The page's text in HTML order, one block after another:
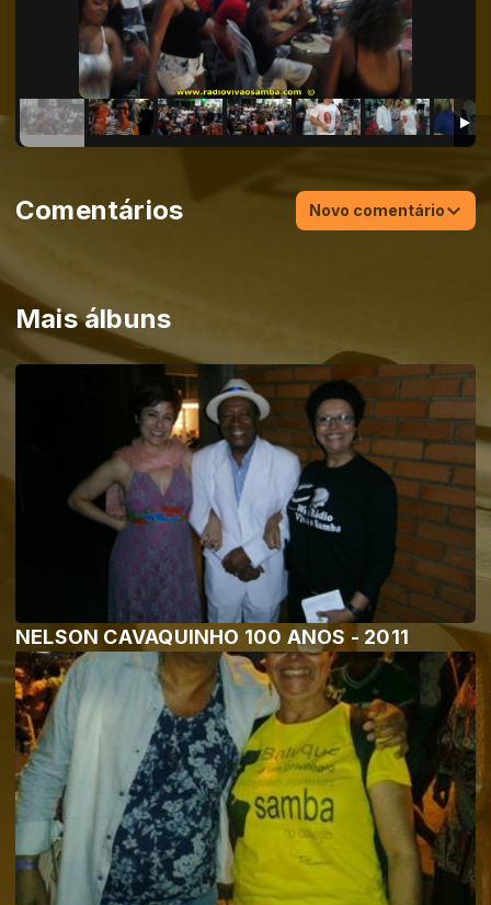
Mais álbuns
NELSON CAVAQUINHO 100 ANOS - 2011
Comentários Novo comentário